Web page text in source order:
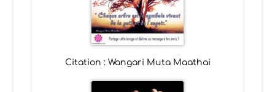
Citation : Wangari Muta Maathai